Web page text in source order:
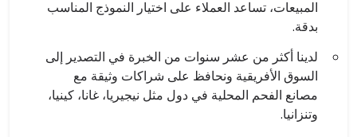
المبيعات، تساعد العملاء على اختيار النموذج المناسب
بدقة.
لدينا أكثر من عشر سنوات من الخبرة في التصدير إلى
السوق الأفريقية ونحافظ على شراكات وثيقة مع
مصانع الفحم المحلية في دول مثل نيجيريا، غانا، كينيا،
وتنزانيا.